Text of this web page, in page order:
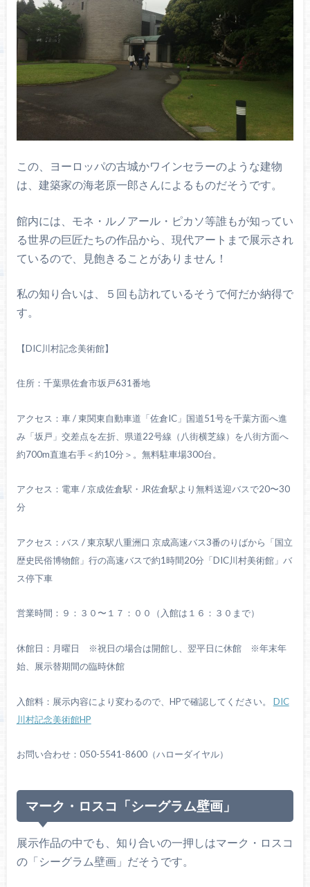
この、ヨーロッパの古城かワインセラーのような建物
は、建築家の海老原一郎さんによるものだそうです。
館内には、モネ・ルノアール・ピカソ等誰もが知ってい
る世界の巨匠たちの作品から、現代アートまで展示され
ているので、見飽きることがありません！
私の知り合いは、５回も訪れているそうで何だか納得で
す。
【DIC川村記念美術館】
住所：千葉県佐倉市坂戸631番地
アクセス：車 / 東関東自動車道「佐倉IC」国道51号を千葉方面へ進
み「坂戸」交差点を左折、県道22号線（八街横芝線）を八街方面へ
約700m直進右手＜約10分＞。無料駐車場300台。
アクセス：電車 / 京成佐倉駅・JR佐倉駅より無料送迎バスで20〜30
分
アクセス：バス / 東京駅八重洲口 京成高速バス3番のりばから「国立
歴史民俗博物館」行の高速バスで約1時間20分「DIC川村美術館」バ
ス停下車
営業時間：９：３０〜１７：００（入館は１６：３０まで）
休館日：月曜日 ※祝日の場合は開館し、翌平日に休館 ※年末年
始、展示替期間の臨時休館
入館料：展示内容により変わるので、HPで確認してください。 DIC
川村記念美術館HP
お問い合わせ：050-5541-8600（ハローダイヤル）
マーク・ロスコ「シーグラム壁画」
展示作品の中でも、知り合いの一押しはマーク・ロスコ
の「シーグラム壁画」だそうです。